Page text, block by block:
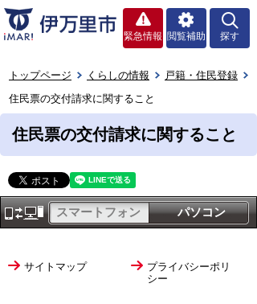
緊急情報 閲覧補助 探す
トップページ くらしの情報
戸籍・住民登録
住民票の交付請求に関すること
住民票の交付請求に関すること
パソコン
スマートフォン
サイトマップ
プライバシーポリ
シー